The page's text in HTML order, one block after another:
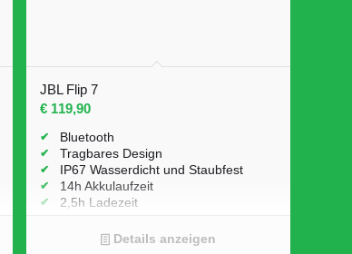
JBL Flip 7
€119,90
Bluetooth
Tragbares Design
IP67 Wasserdicht und Staubfest
14h Akkulaufzeit
2,5h Ladezeit
JBL Pro SoundDetails anzeigen